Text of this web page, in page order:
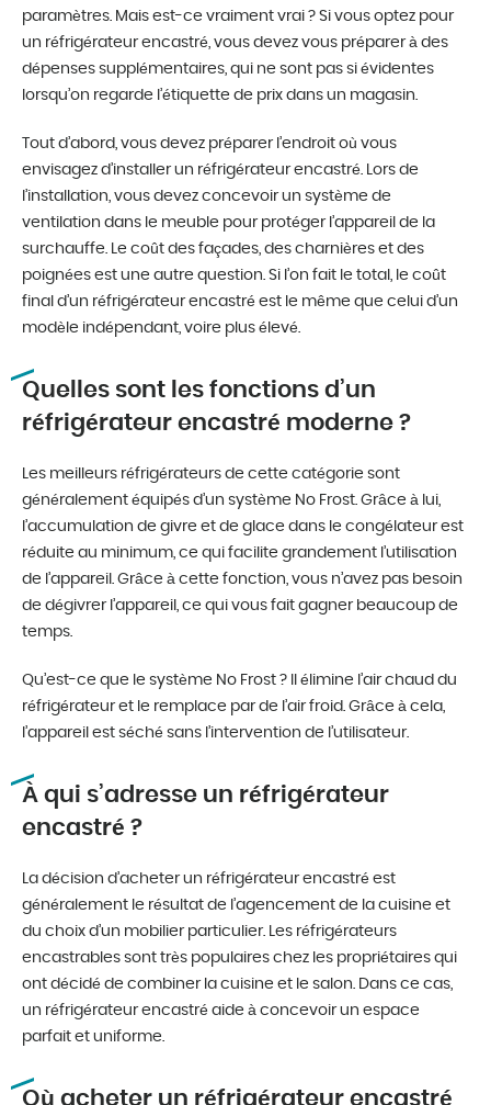
paramètres. Mais est-ce vraiment vrai ? Si vous optez pour
un réfrigérateur encastré, vous devez vous préparer à des
dépenses supplémentaires, qui ne sont pas si évidentes
lorsqu’on regarde l’étiquette de prix dans un magasin.
Tout d’abord, vous devez préparer l’endroit où vous
envisagez d’installer un réfrigérateur encastré. Lors de
l’installation, vous devez concevoir un système de
ventilation dans le meuble pour protéger l’appareil de la
surchauffe. Le coût des façades, des charnières et des
poignées est une autre question. Si l’on fait le total, le coût
final d’un réfrigérateur encastré est le même que celui d’un
modèle indépendant, voire plus élevé.
Quelles sont les fonctions d’un
réfrigérateur encastré moderne ?
Les meilleurs réfrigérateurs de cette catégorie sont
généralement équipés d’un système No Frost. Grâce à lui,
l’accumulation de givre et de glace dans le congélateur est
réduite au minimum, ce qui facilite grandement l’utilisation
de l’appareil. Grâce à cette fonction, vous n’avez pas besoin
de dégivrer l’appareil, ce qui vous fait gagner beaucoup de
temps.
Qu’est-ce que le système No Frost ? Il élimine l’air chaud du
réfrigérateur et le remplace par de l’air froid. Grâce à cela,
l’appareil est séché sans l’intervention de l’utilisateur.
À qui s’adresse un réfrigérateur
encastré ?
La décision d’acheter un réfrigérateur encastré est
généralement le résultat de l’agencement de la cuisine et
du choix d’un mobilier particulier. Les réfrigérateurs
encastrables sont très populaires chez les propriétaires qui
ont décidé de combiner la cuisine et le salon. Dans ce cas,
un réfrigérateur encastré aide à concevoir un espace
parfait et uniforme.
Où acheter un réfrigérateur encastré